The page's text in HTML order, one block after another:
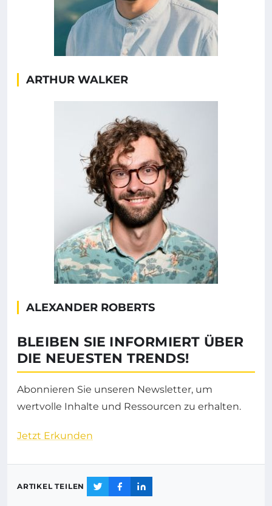
ARTHUR WALKER
ALEXANDER ROBERTS
BLEIBEN SIE INFORMIERT ÜBER
DIE NEUESTEN TRENDS!
Abonnieren Sie unseren Newsletter, um
wertvolle Inhalte und Ressourcen zu erhalten.
Jetzt Erkunden
ARTIKEL TEILEN